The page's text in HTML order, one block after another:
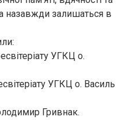
назавжди залишаться в
УГКЦ о.
УГКЦ о. Василь
Гривнак.